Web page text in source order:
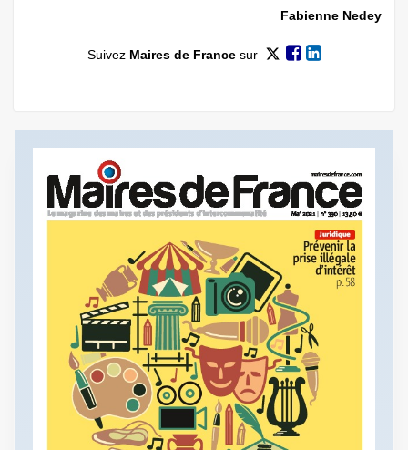
Fabienne Nedey
Suivez Maires de Francesur